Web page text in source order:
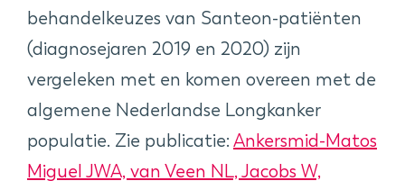
behandelkeuzes van Santeon-patiënten
(diagnosejaren 2019 en 2020) zijn
vergeleken met en komen overeen met de
algemene Nederlandse Longkanker
populatie. Zie publicatie: Ankersmid-Matos
Miguel JWA, van Veen NL, Jacobs W,